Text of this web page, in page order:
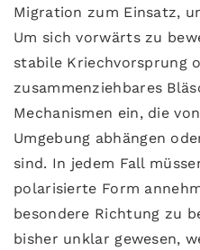
Migration zum Einsatz,
Um sich vorwärts zu
stabile Kriechvorsprung
zusammenziehbares
Mechanismen ein, die
Umgebung abhängen
sind. In jedem Fall
polarisierte Form
besondere Richtung zu
bisher unklar gewesen,